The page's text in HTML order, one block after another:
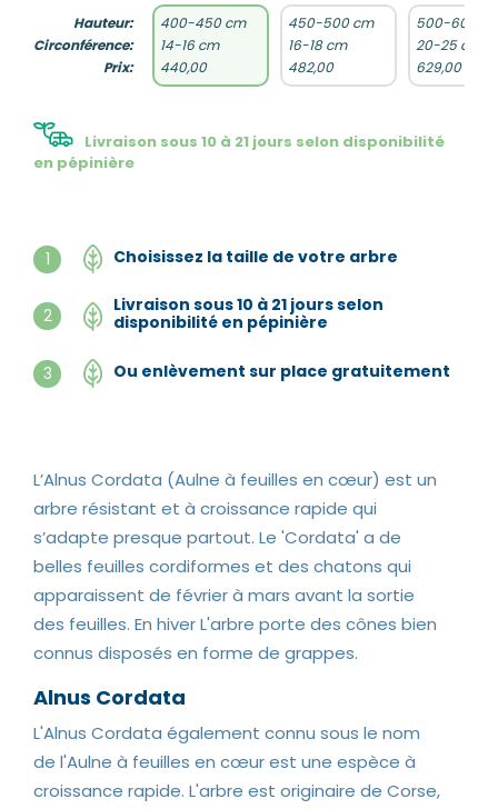
Hauteur:
Circonférence:
Prix:
400-450 cm
14-16 cm
440,00
450-500 cm
16-18 cm
482,00
500-600
20-25 cm
629,00
Livraison sous 10 à 21 jours selon disponibilité
en pépinière
1 Choisissez la taille de votre arbre
2
Livraison sous 10 à 21 jours selon
disponibilité en pépinière
3 Ou enlèvement sur place gratuitement
L’Alnus Cordata (Aulne à feuilles en cœur) est un
arbre résistant et à croissance rapide qui
s’adapte presque partout. Le 'Cordata' a de
belles feuilles cordiformes et des chatons qui
apparaissent de février à mars avant la sortie
des feuilles. En hiver L'arbre porte des cônes bien
connus disposés en forme de grappes.
Alnus Cordata
L'Alnus Cordata également connu sous le nom
de l'Aulne à feuilles en cœur est une espèce à
croissance rapide. L'arbre est originaire de Corse,